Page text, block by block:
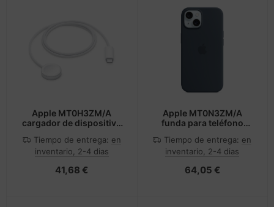
Apple MT0H3ZM/A
cargador de dispositivo
Blanco USB Cargador
inalámbrico Carga
Tiempo de entrega: en
inventario, 2-4 dias
41,68 €
Apple MT0N3ZM/A
funda para teléfono
Marina
Tiempo de entrega: en
inventario, 2-4 dias
64,05 €